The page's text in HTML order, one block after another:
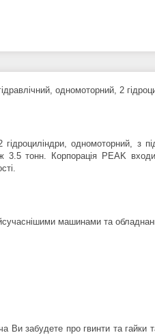
одномоторний, 2
2 гідроциліндри, одномоторний,
3.5 тонн. Корпорація PEAK
машинами та
Ви забудете про гвинти та гайки